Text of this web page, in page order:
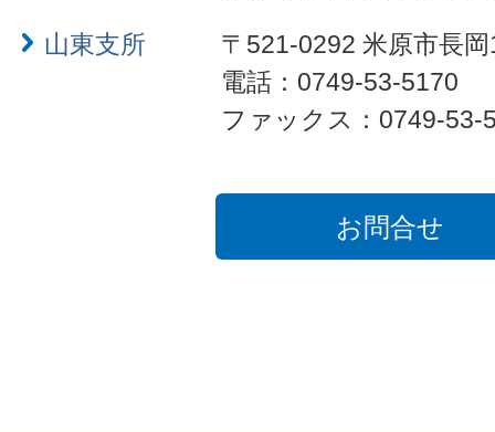
山東支所
〒521-0292 米原市長
電話：0749-53-5170
ファックス：0749-53-
お問合せ